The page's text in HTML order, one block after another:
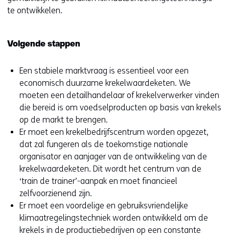
te ontwikkelen.
Volgende stappen
Een stabiele marktvraag is essentieel voor een
economisch duurzame krekelwaardeketen. We
moeten een detailhandelaar of krekelverwerker vinden
die bereid is om voedselproducten op basis van krekels
op de markt te brengen.
Er moet een krekelbedrijfscentrum worden opgezet,
dat zal fungeren als de toekomstige nationale
organisator en aanjager van de ontwikkeling van de
krekelwaardeketen. Dit wordt het centrum van de
‘train de trainer’-aanpak en moet financieel
zelfvoorzienend zijn.
Er moet een voordelige en gebruiksvriendelijke
klimaatregelingstechniek worden ontwikkeld om de
krekels in de productiebedrijven op een constante